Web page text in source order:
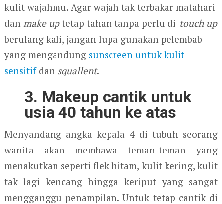
kulit wajahmu. Agar wajah tak terbakar matahari
dan make uptetap tahan tanpa perlu di-touch up
berulang kali, jangan lupa gunakan pelembab
yang mengandung sunscreen untuk kulit
sensitif dan squallent.
3. Makeup cantik untuk
usia 40 tahun ke atas
Menyandang angka kepala 4 di tubuh seorang
wanita akan membawa teman-teman yang
menakutkan seperti flek hitam, kulit kering, kulit
tak lagi kencang hingga keriput yang sangat
mengganggu penampilan. Untuk tetap cantik di